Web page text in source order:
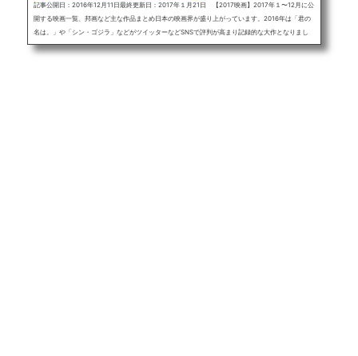
記事公開日：2016年12月11日最終更新日：2017年１月21日 【2017映画】2017年１〜12月に公
開する映画一覧、邦画など主な作品まとめ日本の映画界が盛り上がっています。2016年は「君の
名は。」や「シン・ゴジラ」などがツイッターなどSNSで評判が高まり記録的な大作となりまし
た。2017年の映画界は「ジョジョ」や「ハガレン」、「氷菓」、「無限の住人」など漫画の実写